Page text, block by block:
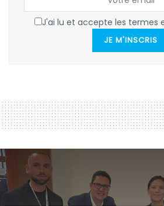
J'ai lu et accepte les termes
JE M'INSCRIS